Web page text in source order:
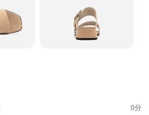
0分